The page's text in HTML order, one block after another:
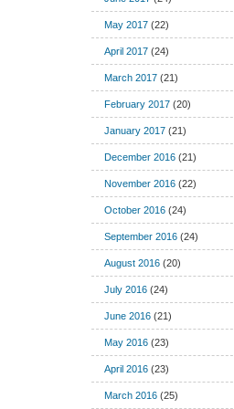
May 2017 (22)
April 2017 (24)
March 2017 (21)
February 2017 (20)
January 2017 (21)
December 2016 (21)
November 2016 (22)
October 2016 (24)
September 2016 (24)
August 2016 (20)
July 2016 (24)
June 2016 (21)
May 2016 (23)
April 2016 (23)
March 2016 (25)